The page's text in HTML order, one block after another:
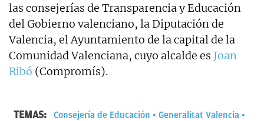
las consejerías de Transparencia y Educación
del Gobierno valenciano, la Diputación de
Valencia, el Ayuntamiento de la capital de la
Comunidad Valenciana, cuyo alcalde es Joan
Ribó (Compromís).
TEMAS: Consejería de Educación
Generalitat Valencia